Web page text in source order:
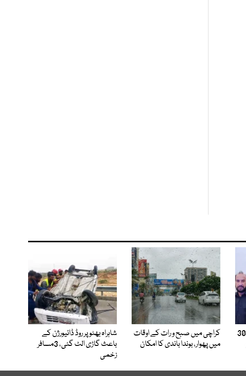
کراچی: شہری کو ہراساں کرکے30
کراچی میں صبح و رات کے اوقات
میں پھوار، بوندا باندی کا امکان
شاہراہ بھٹو پر روڈ ڈائیورژن کے
باعث گاڑی الٹ گئی، 3مسافر
زخمی